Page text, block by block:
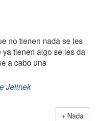
no tienen nada se les
tienen algo se les da
a cabo una
Jelinek
Nada